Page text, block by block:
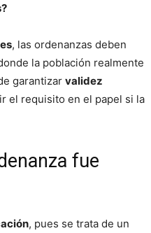
, las ordenanzas deben
la población realmente
garantizar validez
el requisito en el papel si la
fue
, pues se trata de un